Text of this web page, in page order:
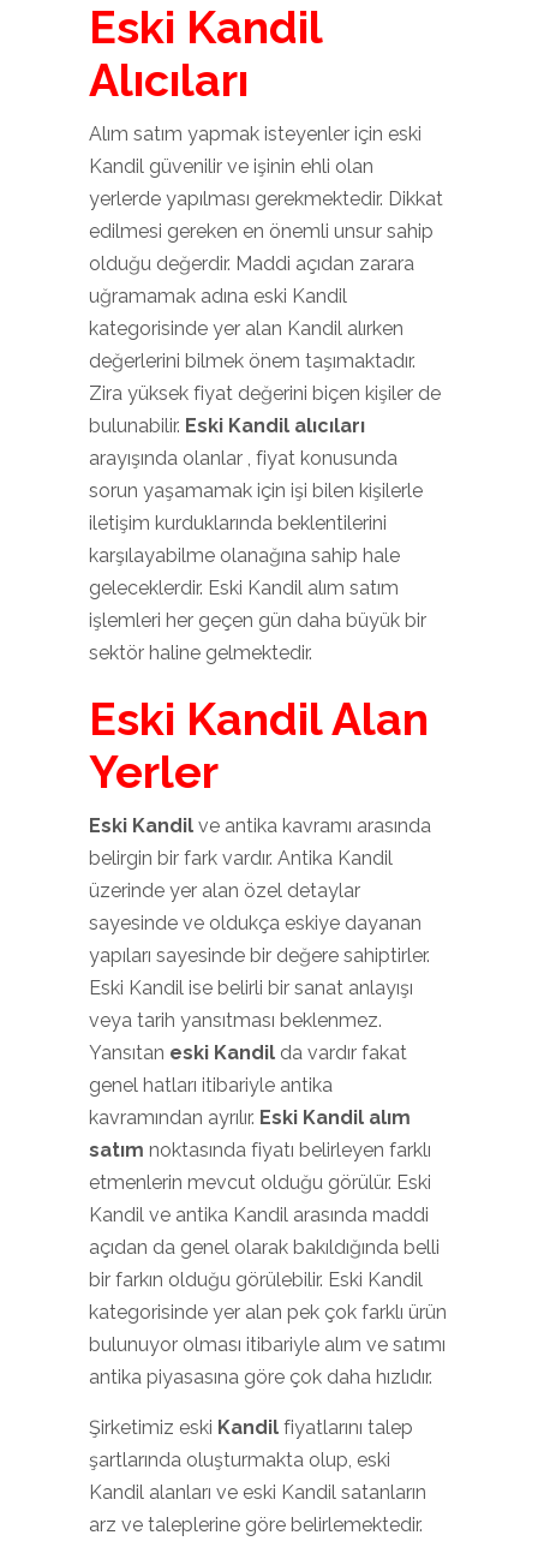
Eski Kandil
Alıcıları
Alım satım yapmak isteyenler için eski
Kandil güvenilir ve işinin ehli olan
yerlerde yapılması gerekmektedir. Dikkat
edilmesi gereken en önemli unsur sahip
olduğu değerdir. Maddi açıdan zarara
uğramamak adına eski Kandil
kategorisinde yer alan Kandil alırken
değerlerini bilmek önem taşımaktadır.
Zira yüksek fiyat değerini biçen kişiler de
bulunabilir. Eski Kandil alıcıları
arayışında olanlar , fiyat konusunda
sorun yaşamamak için işi bilen kişilerle
iletişim kurduklarında beklentilerini
karşılayabilme olanağına sahip hale
geleceklerdir. Eski Kandil alım satım
işlemleri her geçen gün daha büyük bir
sektör haline gelmektedir.
Eski Kandil Alan
Yerler
Eski Kandil ve antika kavramı arasında
belirgin bir fark vardır. Antika Kandil
üzerinde yer alan özel detaylar
sayesinde ve oldukça eskiye dayanan
yapıları sayesinde bir değere sahiptirler.
Eski Kandil ise belirli bir sanat anlayışı
veya tarih yansıtması beklenmez.
Yansıtan eski Kandil da vardır fakat
genel hatları itibariyle antika
kavramından ayrılır. Eski Kandil alım
satım noktasında fiyatı belirleyen farklı
etmenlerin mevcut olduğu görülür. Eski
Kandil ve antika Kandil arasında maddi
açıdan da genel olarak bakıldığında belli
bir farkın olduğu görülebilir. Eski Kandil
kategorisinde yer alan pek çok farklı ürün
bulunuyor olması itibariyle alım ve satımı
antika piyasasına göre çok daha hızlıdır.
Şirketimiz eski Kandil fiyatlarını talep
şartlarında oluşturmakta olup, eski
Kandil alanları ve eski Kandil satanların
arz ve taleplerine göre belirlemektedir.